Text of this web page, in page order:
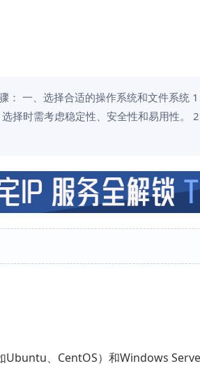
： 一、选择合适的操作系统和文件系统
择时需考虑稳定性、安全性和易用性。
Ubuntu、CentOS）和Windows